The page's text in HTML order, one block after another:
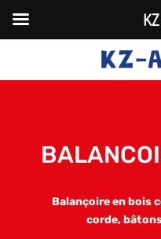
Balançoire en bois
corde,